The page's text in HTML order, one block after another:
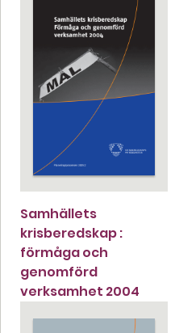
Samhällets
krisberedskap :
förmåga och
genomförd
verksamhet 2004